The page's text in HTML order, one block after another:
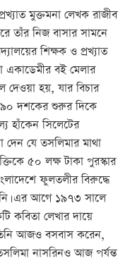
মুক্তমনা লেখক রাজীব
তাঁর নিজ বাসার সামনে
শিক্ষক ও প্রখ্যাত
একাডেমীর বই মেলার
দেওয়া হয়, যার বিচার
৯০ দশকের শুরুর দিকে
হাঁকেন সিলেটের
যে তসলিমার মাথা
৫০ লক্ষ টাকা পুরস্কার
ফুলতলীর বিরুদ্ধে
এর আগে ১৯৭৩ সালে
কবিতা লেখার দায়ে
তিনি আজও বসবাস করেন,
নাসরিনও আজ পর্যন্ত